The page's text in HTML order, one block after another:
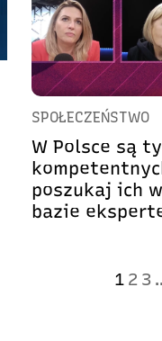
SPOŁECZEŃSTWO
W Polsce są
poszukaj ich
bazie
1 2 3